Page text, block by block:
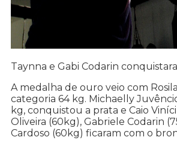
Taynna e Gabi Codarin
A medalha de ouro veio com
categoria 64 kg. Michaelly
kg, conquistou a prata e Caio
Oliveira (60kg), Gabriele Codarin
Cardoso (60kg) ficaram com o